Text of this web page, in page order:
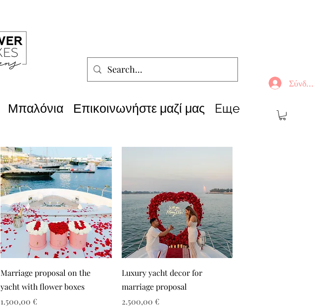
Σύνδεση
Μπαλόνια Επικοινωνήστε μαζί μας Еще
Marriage proposal on the
yacht with flower boxes
Τιμή
1.500,00 €
Luxury yacht decor for
marriage proposal
Τιμή
2.500,00 €